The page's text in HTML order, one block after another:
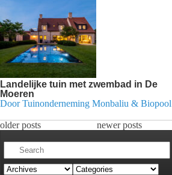
Landelijke tuin met zwembad in De
Moeren
Door Tuinonderneming Monbaliu & Biopool
older posts newer posts